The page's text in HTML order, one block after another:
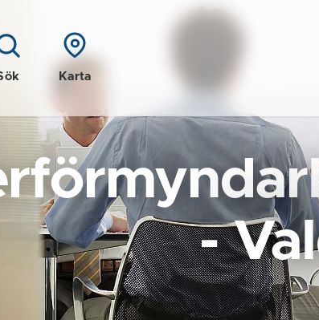
Karta
-